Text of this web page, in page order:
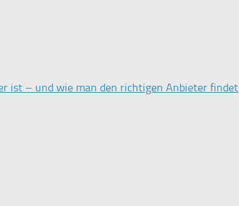
ist – und wie man den richtigen Anbieter findet